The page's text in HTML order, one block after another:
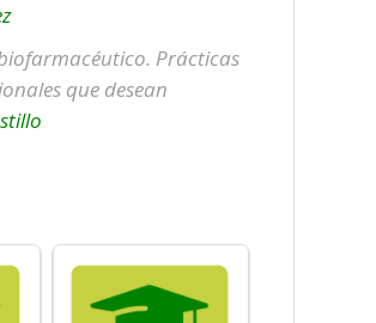
Prácticas
que desean